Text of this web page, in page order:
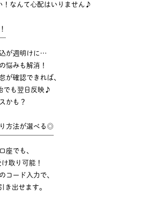
！なんて心配はいりません♪
が週明けに…
悩みも解消！
が確認できれば、
でも翌日反映♪
かも？
方法が選べる◎
座でも、
取り可能！
コード入力で、
き出せます。